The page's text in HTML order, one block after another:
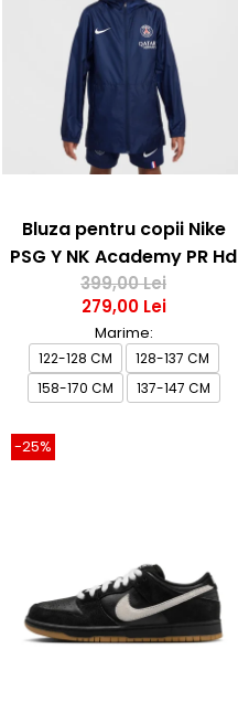
Bluza pentru copii Nike
PSG Y NK Academy PR Hd
Rn Jacket
399,00 Lei
279,00 Lei
Marime:
122-128 CM
128-137 CM
158-170 CM
137-147 CM
-25%